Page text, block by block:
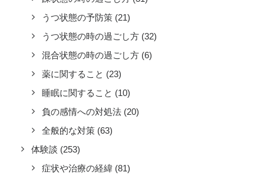
うつ状態の予防策 (21)
うつ状態の時の過ごし方 (32)
混合状態の時の過ごし方 (6)
薬に関すること (23)
睡眠に関すること (10)
負の感情への対処法 (20)
全般的な対策 (63)
体験談 (253)
症状や治療の経緯 (81)